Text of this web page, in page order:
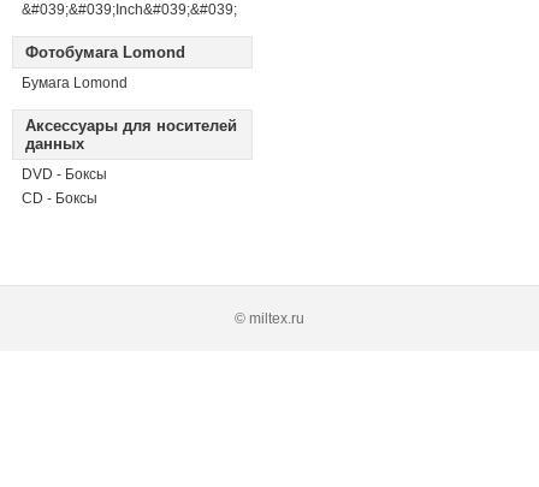
&#039;&#039;Inch&#039;&#039;
Фотобумага Lomond
Бумага Lomond
Аксессуары для носителей
данных
DVD - Боксы
CD - Боксы
© miltex.ru